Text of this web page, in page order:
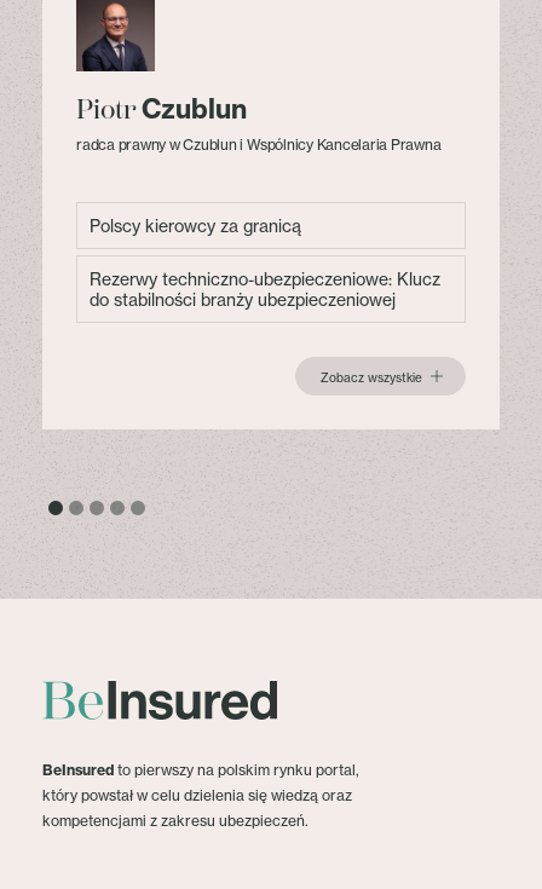
PiotrCzublun
radca prawny w Czublun i Wspólnicy Kancelaria Prawna
Polscy kierowcy za granicą
Rezerwy techniczno-ubezpieczeniowe: Klucz
do stabilności branży ubezpieczeniowej
Zobacz wszystkie
BeInsured to pierwszy na polskim rynku portal,
który powstał w celu dzielenia się wiedzą oraz
kompetencjami z zakresu ubezpieczeń.